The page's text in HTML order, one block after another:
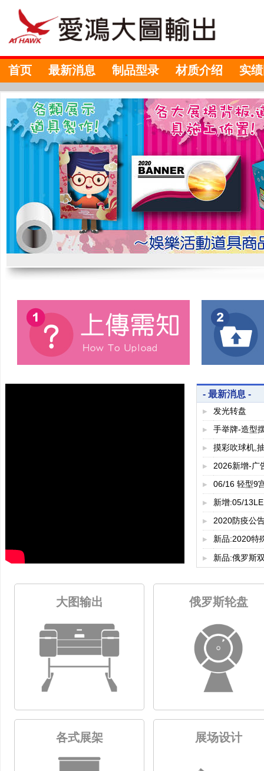
首页 最新消息 制品型录 材质介绍 实
- 最新消息 -
▶ 发光转盘
▶ 手举牌-造型
▶ 摸彩吹球机,
▶ 2026新增-广
▶ 06/16 轻型9
▶ 新增:05/
▶ 2020防疫公
▶ 新品:2020特
▶ 新品:俄罗斯
压克力立牌
拍照背板
大图输出 俄罗斯轮盘
各式展架 展场设计